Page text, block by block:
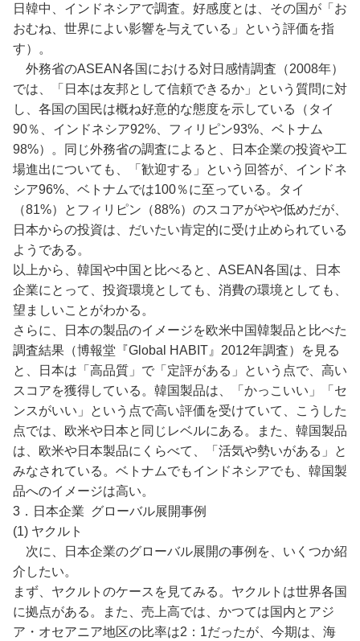
日韓中、インドネシアで調査。好感度とは、その国が「お
おむね、世界によい影響を与えている」という評価を指
す）。
外務省のASEAN各国における対日感情調査（2008年）
では、「日本は友邦として信頼できるか」という質問に対
し、各国の国民は概ね好意的な態度を示している（タイ
90％、インドネシア92%、フィリピン93%、ベトナム
98%）。同じ外務省の調査によると、日本企業の投資や工
場進出についても、「歓迎する」という回答が、インドネ
シア96%、ベトナムでは100％に至っている。タイ
（81%）とフィリピン（88%）のスコアがやや低めだが、
日本からの投資は、だいたい肯定的に受け止められている
ようである。
以上から、韓国や中国と比べると、ASEAN各国は、日本
企業にとって、投資環境としても、消費の環境としても、
望ましいことがわかる。
さらに、日本の製品のイメージを欧米中国韓製品と比べた
調査結果（博報堂『Global HABIT』2012年調査）を見る
と、日本は「高品質」で「定評がある」という点で、高い
スコアを獲得している。韓国製品は、「かっこいい」「セ
ンスがいい」という点で高い評価を受けていて、こうした
点では、欧米や日本と同じレベルにある。また、韓国製品
は、欧米や日本製品にくらべて、「活気や勢いがある」と
みなされている。ベトナムでもインドネシアでも、韓国製
品へのイメージは高い。
3．日本企業 グローバル展開事例
(1) ヤクルト
次に、日本企業のグローバル展開の事例を、いくつか紹
介したい。
まず、ヤクルトのケースを見てみる。ヤクルトは世界各国
に拠点がある。また、売上高では、かつては国内とアジ
ア・オセアニア地区の比率は2：1だったが、今期は、海